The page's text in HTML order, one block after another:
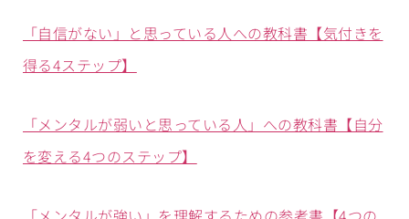
「自信がない」と思っている人への教科書【気付きを
得る4ステップ】
「メンタルが弱いと思っている人」への教科書【自分
を変える4つのステップ】